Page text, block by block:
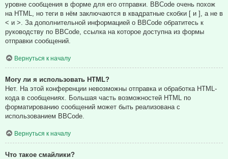
уровне сообщения в форме для его отправки. BBCode очень похож
на HTML, но теги в нём заключаются в квадратные скобки [ и ], а не в
< и >. За дополнительной информацией о BBCode обратитесь к
руководству по BBCode, ссылка на которое доступна из формы
отправки сообщений.
Вернуться к началу
Могу ли я использовать HTML?
Нет. На этой конференции невозможны отправка и обработка HTML-
кода в сообщениях. Большая часть возможностей HTML по
форматированию сообщений может быть реализована с
использованием BBCode.
Вернуться к началу
Что такое смайлики?